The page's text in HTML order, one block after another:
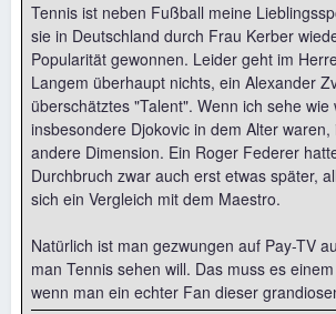
Tennis ist neben Fußball meine
sie in Deutschland durch Frau Kerber
Popularität gewonnen. Leider geht im
Langem überhaupt nichts, ein Alexander
überschätztes "Talent". Wenn ich sehe wie
insbesondere Djokovic in dem Alter
andere Dimension. Ein Roger Federer
Durchbruch zwar auch erst etwas später,
sich ein Vergleich mit dem Maestro.
Natürlich ist man gezwungen auf Pay-TV
man Tennis sehen will. Das muss es
wenn man ein echter Fan dieser